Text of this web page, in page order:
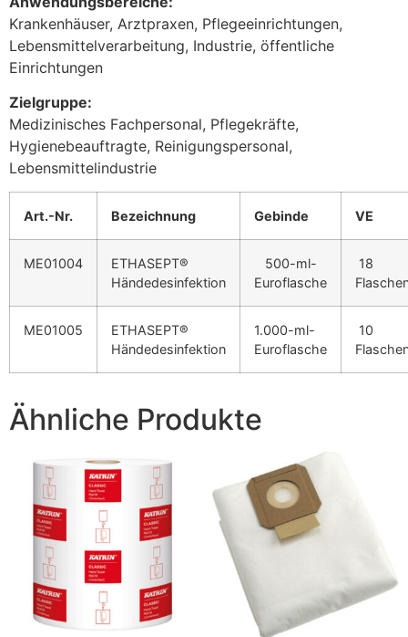
Krankenhäuser, Arztpraxen, Pflegeeinrichtungen,
Lebensmittelverarbeitung, Industrie, öffentliche
Einrichtungen
Zielgruppe:
Medizinisches Fachpersonal, Pflegekräfte,
Hygienebeauftragte, Reinigungspersonal,
Lebensmittelindustrie
Art.-Nr. Bezeichnung Gebinde VE
ME01004
ETHASEPT®
Händedesinfektion
500-ml-
Euroflasche
18
ME01005
ETHASEPT®
Händedesinfektion
1.000-ml-
Euroflasche
10
Ähnliche Produkte